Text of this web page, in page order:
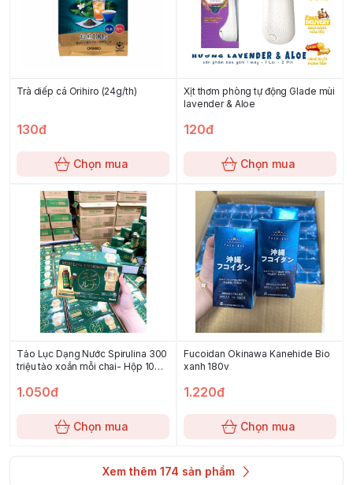
Trà diếp cá Orihiro (24g/th)
130đ
Chọn mua
Xịt thơm phòng tự động Glade mùi
lavender & Aloe
120đ
Chọn mua
Tảo Lục Dạng Nước Spirulina 300
triệu tảo xoắn mỗi chai- Hộp 10
1.050đ
Chọn mua
Fucoidan Okinawa Kanehide Bio
xanh 180v
1.220đ
Chọn mua
Xem thêm 174 sản phẩm